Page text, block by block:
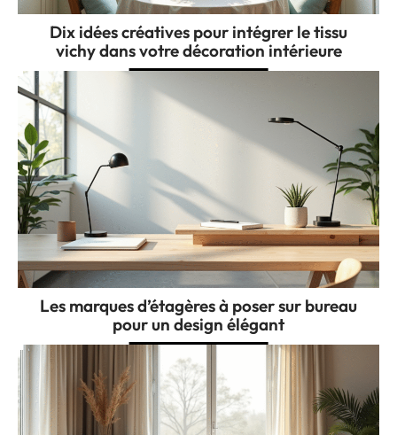
Dix idées créatives pour intégrer le tissu
vichy dans votre décoration intérieure
Les marques d’étagères à poser sur bureau
pour un design élégant